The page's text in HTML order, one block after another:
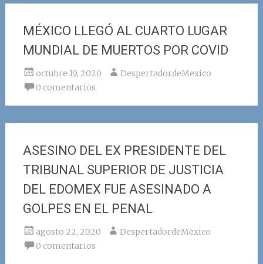
MÉXICO LLEGÓ AL CUARTO LUGAR
MUNDIAL DE MUERTOS POR COVID
octubre 19, 2020
DespertadordeMexico
0 comentarios
ASESINO DEL EX PRESIDENTE DEL
TRIBUNAL SUPERIOR DE JUSTICIA
DEL EDOMEX FUE ASESINADO A
GOLPES EN EL PENAL
agosto 22, 2020
DespertadordeMexico
0 comentarios